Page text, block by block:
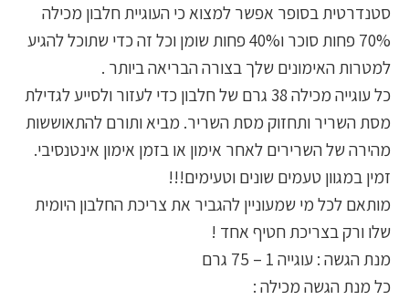
סטנדרטית בסופר אפשר למצוא כי העוגיית חלבון מכילה
70% פחות סוכר ו40% פחות שומן וכל זה כדי שתוכל להגיע
למטרות האימונים שלך בצורה הבריאה ביותר .
כל עוגייה מכילה 38 גרם של חלבון כדי לעזור ולסייע לגדילת
מסת השריר ותחזוק מסת השריר. מביא ותורם להתאוששות
מהירה של השרירים לאחר אימון או בזמן אימון אינטנסיבי.
זמין במגוון טעמים שונים וטעימים!!!
מותאם לכל מי שמעוניין להגביר את צריכת החלבון היומית
שלו ורק בצריכת חטיף אחד !
מנת הגשה : עוגייה 1 – 75 גרם
כל מנת הגשה מכילה :